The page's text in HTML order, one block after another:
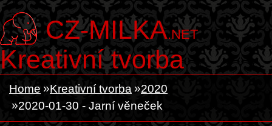
CZ-MILKA.NET
Kreativní tvorba
Home Kreativní tvorba
2020
2020-01-30 - Jarní věneček